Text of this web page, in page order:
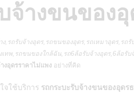
จ้างขนของ
, รถรับจ้างอุดร,รถขนของอุดร,รถเหมาอุดร,รถ
เทพ,รถขนของใกล้ฉัน,รถ6ล้อรับจ้างอุดร,6ล้อรับ
งอุดรราคาไม่แพง อย่างที่คิด
จใช้บริการ รถกระบะรับจ้างขนของอุดร